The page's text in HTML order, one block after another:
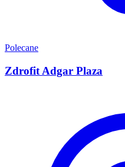
Polecane
Zdrofit Adgar Plaza